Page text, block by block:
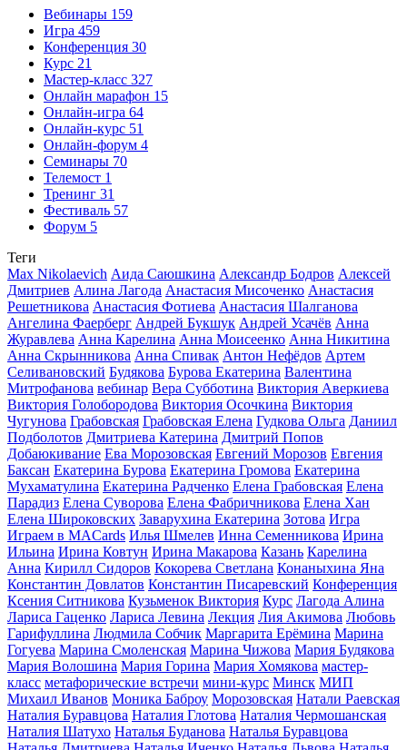
Вебинары 159
Игра 459
Конференция 30
Курс 21
Мастер-класс 327
Онлайн марафон 15
Онлайн-игра 64
Онлайн-курс 51
Онлайн-форум 4
Семинары 70
Телемост 1
Тренинг 31
Фестиваль 57
Форум 5
Теги
Max Nikolaevich Аида Саюшкина Александр Бодров Алексей
Дмитриев Алина Лагода Анастасия Мисоченко Анастасия
Решетникова Анастасия Фотиева Анастасия Шалганова
Ангелина Фаерберг Андрей Букшук Андрей Усачёв Анна
Журавлева Анна Карелина Анна Моисеенко Анна Никитина
Анна Скрынникова Анна Спивак Антон Нефёдов Артем
Селивановский Будякова Бурова Екатерина Валентина
Митрофанова вебинар Вера Субботина Виктория Аверкиева
Виктория Голобородова Виктория Осочкина Виктория
Чугунова Грабовская Грабовская Елена Гудкова Ольга Даниил
Подболотов Дмитриева Катерина Дмитрий Попов
Добаюкивание Ева Морозовская Евгений Морозов Евгения
Баксан Екатерина Бурова Екатерина Громова Екатерина
Мухаматулина Екатерина Радченко Елена Грабовская Елена
Парадиз Елена Суворова Елена Фабричникова Елена Хан
Елена Широковских Заварухина Екатерина Зотова Игра
Играем в MACards Илья Шмелев Инна Семенникова Ирина
Ильина Ирина Ковтун Ирина Макарова Казань Карелина
Анна Кирилл Сидоров Кокорева Светлана Конаныхина Яна
Константин Довлатов Константин Писаревский Конференция
Ксения Ситникова Кузьменок Виктория Курс Лагода Алина
Лариса Гаценко Лариса Левина Лекция Лия Акимова Любовь
Гарифуллина Людмила Собчик Маргарита Ерёмина Марина
Гогуева Марина Смоленская Марина Чижова Мария Будякова
Мария Волошина Мария Горина Мария Хомякова мастер-
класс метафорические встречи мини-курс Минск МИП
Михаил Иванов Моника Баброу Морозовская Натали Раевская
Наталия Буравцова Наталия Глотова Наталия Чермошанская
Наталия Шатухо Наталья Буданова Наталья Буравцова